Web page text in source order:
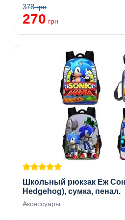
378грн
270 грн
Школьный рюкзак Еж
Hedgehog), сумка, пенал.
Аксессуары